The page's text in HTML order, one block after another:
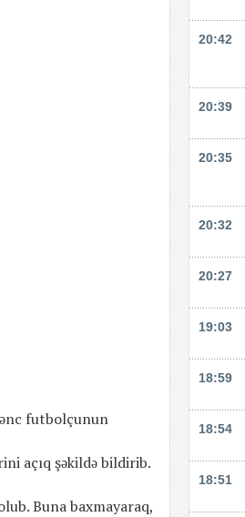
futbolçunun
açıq şəkildə bildirib.
Buna baxmayaraq,
20:42
20:39
20:35
20:32
20:27
19:03
18:59
18:54
18:51